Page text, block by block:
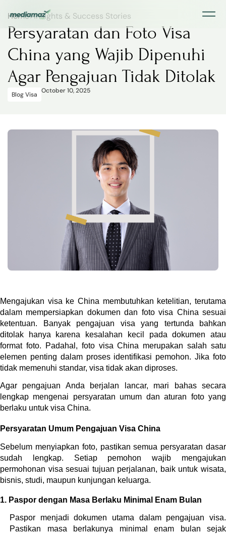
Home>Insights & Success Stories
Persyaratan dan Foto Visa
China yang Wajib Dipenuhi
Agar Pengajuan Tidak Ditolak
Blog Visa October 10, 2025
Mengajukan visa ke China membutuhkan ketelitian, terutama
dalam mempersiapkan dokumen dan foto visa China sesuai
ketentuan. Banyak pengajuan visa yang tertunda bahkan
ditolak hanya karena kesalahan kecil pada dokumen atau
format foto. Padahal, foto visa China merupakan salah satu
elemen penting dalam proses identifikasi pemohon. Jika foto
tidak memenuhi standar, visa tidak akan diproses.
Agar pengajuan Anda berjalan lancar, mari bahas secara
lengkap mengenai persyaratan umum dan aturan foto yang
berlaku untuk visa China.
Persyaratan Umum Pengajuan Visa China
Sebelum menyiapkan foto, pastikan semua persyaratan dasar
sudah lengkap. Setiap pemohon wajib mengajukan
permohonan visa sesuai tujuan perjalanan, baik untuk wisata,
bisnis, studi, maupun kunjungan keluarga.
1. Paspor dengan Masa Berlaku Minimal Enam Bulan
Paspor menjadi dokumen utama dalam pengajuan visa.
Pastikan masa berlakunya minimal enam bulan sejak